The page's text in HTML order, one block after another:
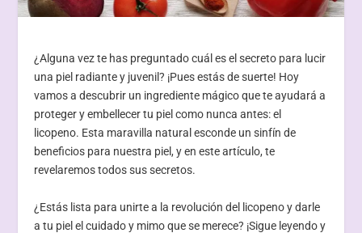
¿Alguna vez te has preguntado cuál es el secreto para lucir
una piel radiante y juvenil? ¡Pues estás de suerte! Hoy
vamos a descubrir un ingrediente mágico que te ayudará a
proteger y embellecer tu piel como nunca antes: el
licopeno. Esta maravilla natural esconde un sinfín de
beneficios para nuestra piel, y en este artículo, te
revelaremos todos sus secretos.
¿Estás lista para unirte a la revolución del licopeno y darle
a tu piel el cuidado y mimo que se merece? ¡Sigue leyendo y